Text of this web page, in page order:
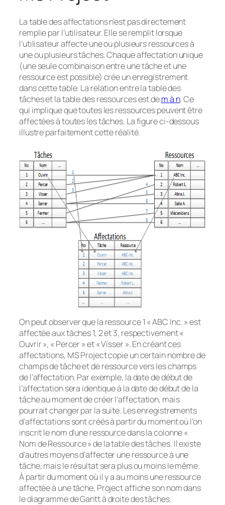
La table des affectations n’est pas directement
remplie par l’utilisateur. Elle se remplit lorsque
l’utilisateur affecte une ou plusieurs ressources à
une ou plusieurs tâches. Chaque affectation unique
(une seule combinaison entre une tâche et une
ressource est possible) crée un enregistrement
dans cette table. La relation entre la table des
tâches et la table des ressources est dem à n. Ce
qui implique que toutes les ressources peuvent être
affectées à toutes les tâches. La figure ci-dessous
illustre parfaitement cette réalité.
On peut observer que la ressource 1 « ABC Inc. » est
affectée aux tâches 1, 2 et 3, respectivement «
Ouvrir », « Percer » et « Visser ». En créant ces
affectations, MS Project copie un certain nombre de
champs de tâche et de ressource vers les champs
de l’affectation. Par exemple, la date de début de
l’affectation sera identique à la date de début de la
tâche au moment de créer l’affectation, mais
pourrait changer par la suite. Les enregistrements
d’affectations sont créés à partir du moment où l’on
inscrit le nom d’une ressource dans la colonne «
Nom de Ressource » de la table des tâches. Il existe
d’autres moyens d’affecter une ressource à une
tâche, mais le résultat sera plus ou moins le même.
À partir du moment où il y a au moins une ressource
affectée à une tâche, Project affiche son nom dans
le diagramme de Gantt à droite des tâches.